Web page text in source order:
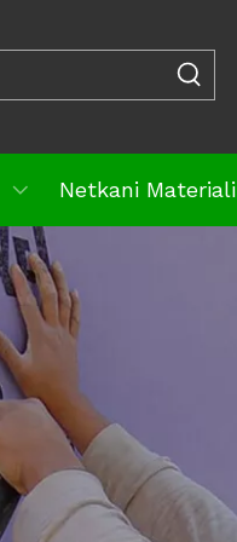
Netkani Materiali